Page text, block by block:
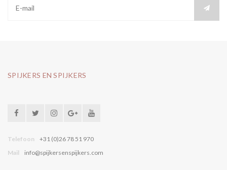
SPIJKERS EN SPIJKERS
Telefoon
+31 (0)26 78 51 970
Mail
info@spijkersenspijkers.com